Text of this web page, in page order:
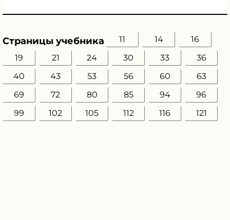
Страницы учебника 11 14
16
19
21 24 30 33
36
40
43 53 56 60
63
69
72 80 85 94
96
99
102 105 112 116 121